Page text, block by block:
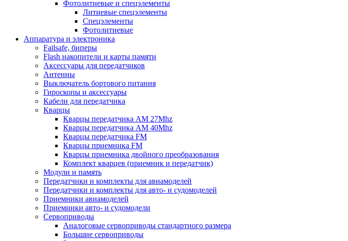
Фотолитиевые и спецэлементы
Литиевые спецэлементы
Спецэлементы
Фотолитиевые
Аппаратура и электроника
Failsafe, биперы
Flash накопители и карты памяти
Аксессуары для передатчиков
Антенны
Выключатель бортового питания
Гироскопы и аксессуары
Кабели для передатчика
Кварцы
Кварцы передатчика AM 27Mhz
Кварцы передатчика AM 40Mhz
Кварцы передатчика FM
Кварцы приемника FM
Кварцы приемника двойного преобразования
Комплект кварцев (приемник и передатчик)
Модули и память
Передатчики и комплекты для авиамоделей
Передатчики и комплекты для авто- и судомоделей
Приемники авиамоделей
Приемники авто- и судомодели
Сервоприводы
Аналоговые сервоприводы стандартного размера
Большие сервоприводы